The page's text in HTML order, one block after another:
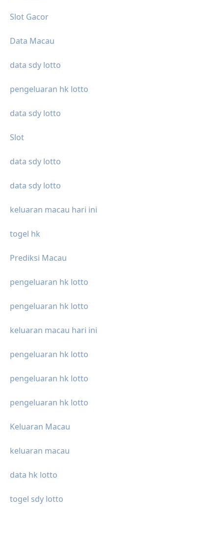
Slot Gacor
Data Macau
data sdy lotto
pengeluaran hk lotto
data sdy lotto
Slot
data sdy lotto
data sdy lotto
keluaran macau hari ini
togel hk
Prediksi Macau
pengeluaran hk lotto
pengeluaran hk lotto
keluaran macau hari ini
pengeluaran hk lotto
pengeluaran hk lotto
pengeluaran hk lotto
Keluaran Macau
keluaran macau
data hk lotto
togel sdy lotto